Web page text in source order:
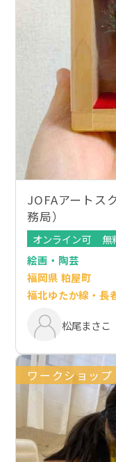
JOFAアートス
務局）
オンライン可
無
絵画・陶芸
福岡県 粕屋町
福北ゆたか線・長
松尾まさこ
ワークショップ